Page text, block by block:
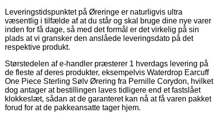
Leveringstidspunktet på Øreringe er naturligvis ultra
væsentlig i tilfælde af at du står og skal bruge dine nye varer
inden for få dage, så med det formål er det virkelig på sin
plads at vi gransker den anslåede leveringsdato på det
respektive produkt.
Størstedelen af e-handler præsterer 1 hverdags levering på
de fleste af deres produkter, eksempelvis Waterdrop Earcuff
One Piece Sterling Sølv Ørering fra Pernille Corydon, hvilket
dog antager at bestillingen laves tidligere end et fastslået
klokkeslæt, sådan at de garanteret kan nå at få varen pakket
forud for at de pakkeansatte tager hjem.